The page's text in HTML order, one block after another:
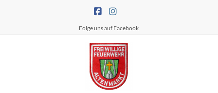
Folge uns auf Facebook